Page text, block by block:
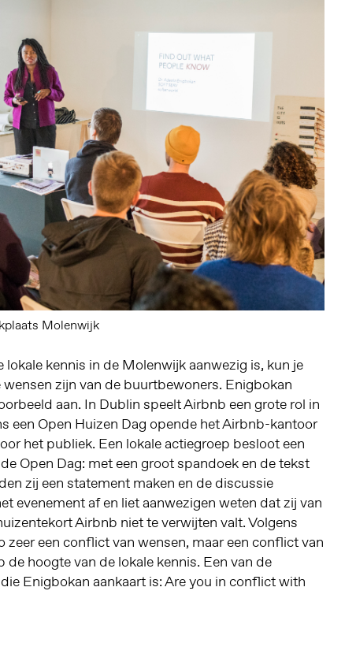
Molenwijk
lokale kennis in de Molenwijk aanwezig is, kun je
zijn van de buurtbewoners. Enigbokan
aan. In Dublin speelt Airbnb een grote rol in
een Open Huizen Dag opende het Airbnb-kantoor
het publiek. Een lokale actiegroep besloot een
Open Dag: met een groot spandoek en de tekst
zij een statement maken en de discussie
evenement af en liet aanwezigen weten dat zij van
Airbnb niet te verwijten valt. Volgens
zeer een conflict van wensen, maar een conflict van
de hoogte van de lokale kennis. Een van de
Enigbokan aankaart is: Are you in conflict with